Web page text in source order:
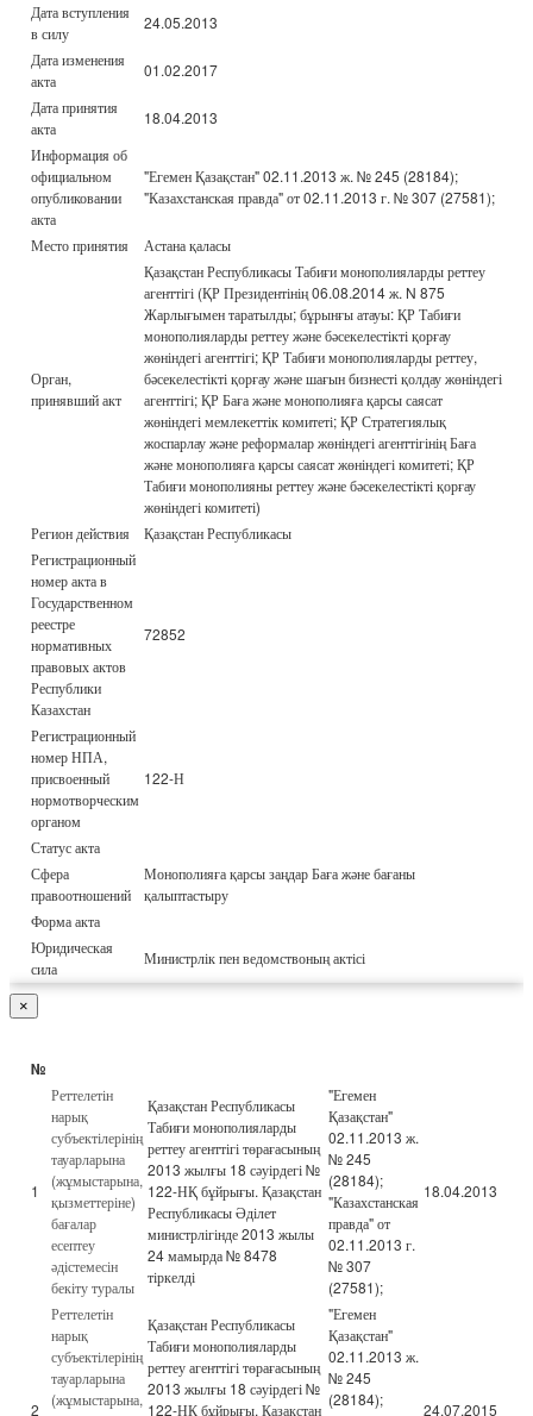
Дата вступления
в силу
24.05.2013
Дата изменения
акта
01.02.2017
Дата принятия
акта
18.04.2013
Информация об
официальном
опубликовании
акта
"Егемен Қазақстан" 02.11.2013 ж. № 245 (28184);
"Казахстанская правда" от 02.11.2013 г. № 307 (27581);
Место принятия Астана қаласы
Орган,
принявший акт
Қазақстан Республикасы Табиғи монополияларды реттеу
агенттігі (ҚР Президентінің 06.08.2014 ж. N 875
Жарлығымен таратылды; бұрынғы атауы: ҚР Табиғи
монополияларды реттеу және бәсекелестікті қорғау
жөніндегі агенттігі; ҚР Табиғи монополияларды реттеу,
бәсекелестікті қорғау және шағын бизнесті қолдау жөніндегі
агенттігі; ҚР Баға және монополияға қарсы саясат
жөніндегі мемлекеттік комитеті; ҚР Стратегиялық
жоспарлау және реформалар жөніндегі агенттігінің Баға
және монополияға қарсы саясат жөніндегі комитеті; ҚР
Табиғи монополияны реттеу және бәсекелестікті қорғау
жөніндегі комитеті)
Регион действия
Қазақстан Республикасы
Регистрационный
номер акта в
Государственном
реестре
нормативных
правовых актов
Республики
Казахстан
72852
Регистрационный
номер НПА,
присвоенный
нормотворческим
органом
122-Н
Статус акта
Сфера
правоотношений
Монополияға қарсы заңдар Баға және бағаны
қалыптастыру
Форма акта
Юридическая
сила
Министрлік пен ведомствоның актісі
×
№
1
Реттелетін
нарық
субъектілерінің
тауарларына
(жұмыстарына,
қызметтеріне)
бағалар
есептеу
әдістемесін
бекіту туралы
Қазақстан Республикасы
Табиғи монополияларды
реттеу агенттігі төрағасының
2013 жылғы 18 сәуірдегі №
122-НҚ бұйрығы. Қазақстан
Республикасы Әділет
министрлігінде 2013 жылы
24 мамырда № 8478
тіркелді
"Егемен
Қазақстан"
02.11.2013 ж.
№ 245
(28184);
"Казахстанская
правда" от
02.11.2013 г.
№ 307
(27581);
18.04.2013
2
Реттелетін
нарық
субъектілерінің
тауарларына
(жұмыстарына,
Қазақстан Республикасы
Табиғи монополияларды
реттеу агенттігі төрағасының
2013 жылғы 18 сәуірдегі №
122-НҚ бұйрығы. Қазақстан
"Егемен
Қазақстан"
02.11.2013 ж.
№ 245
(28184);
24.07.2015